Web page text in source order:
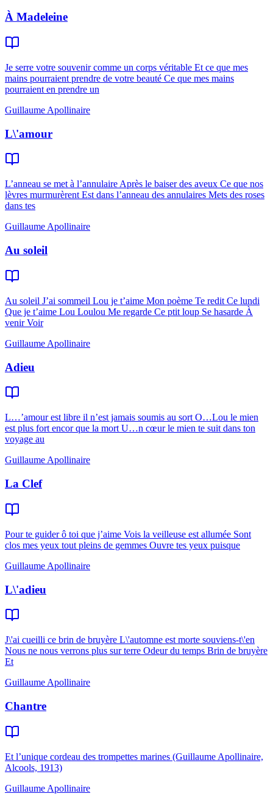
À Madeleine
Je serre votre souvenir comme un corps véritable Et ce que mes
mains pourraient prendre de votre beauté Ce que mes mains
pourraient en prendre un
Guillaume Apollinaire
L\'amour
L’anneau se met à l’annulaire Après le baiser des aveux Ce que nos
lèvres murmurèrent Est dans l’anneau des annulaires Mets des roses
dans tes
Guillaume Apollinaire
Au soleil
Au soleil J’ai sommeil Lou je t’aime Mon poème Te redit Ce lundi
Que je t’aime Lou Loulou Me regarde Ce ptit loup Se hasarde À
venir Voir
Guillaume Apollinaire
Adieu
L…’amour est libre il n’est jamais soumis au sort O…Lou le mien
est plus fort encor que la mort U…n cœur le mien te suit dans ton
voyage au
Guillaume Apollinaire
La Clef
Pour te guider ô toi que j’aime Vois la veilleuse est allumée Sont
clos mes yeux tout pleins de gemmes Ouvre tes yeux puisque
Guillaume Apollinaire
L\'adieu
J\'ai cueilli ce brin de bruyère L\'automne est morte souviens-t\'en
Nous ne nous verrons plus sur terre Odeur du temps Brin de bruyère
Et
Guillaume Apollinaire
Chantre
Et l’unique cordeau des trompettes marines (Guillaume Apollinaire,
Alcools, 1913)
Guillaume Apollinaire